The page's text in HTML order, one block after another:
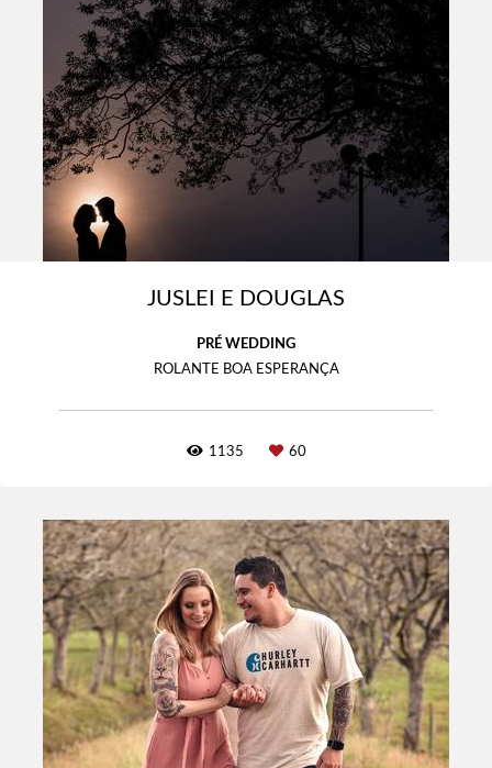
JUSLEI E DOUGLAS
PRÉ WEDDING
ROLANTE BOA ESPERANÇA
1135 60